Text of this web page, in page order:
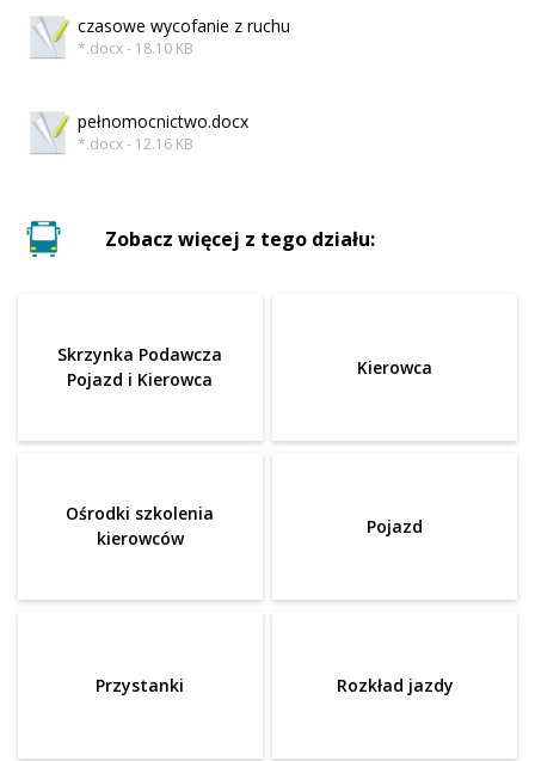
czasowe wycofanie z ruchu
*.docx - 18.10 KB
pełnomocnictwo.docx
*.docx - 12.16 KB
Zobacz więcej z tego działu:
Skrzynka Podawcza
Pojazd i Kierowca
Kierowca
Ośrodki szkolenia
kierowców
Pojazd
Przystanki Rozkład jazdy